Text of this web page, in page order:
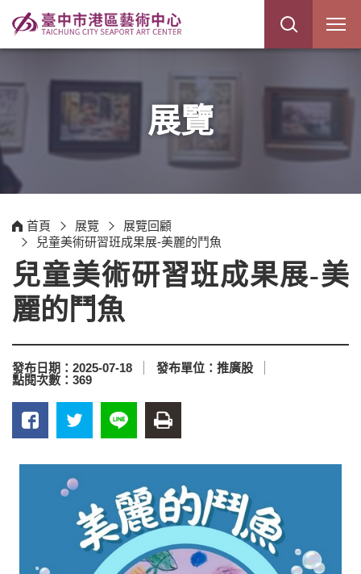
網
站
展覽
首頁 展覽
展覽回顧
兒童美術研習班成果展-美麗的鬥魚
兒童美術研習班成果展-美
麗的鬥魚
發布日期： 2025-07-18 發布單位： 推廣股
點閱次數： 369